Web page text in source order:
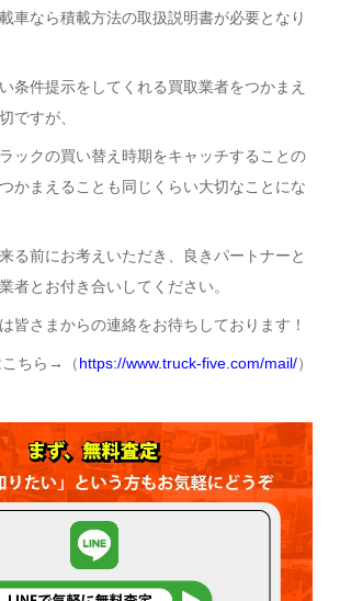
車なら積載方法の取扱説明書が必要となり
条件提示をしてくれる買取業者をつかまえ
ですが、
ックの買い替え時期をキャッチすることの
かまえることも同じくらい大切なことにな
る前にお考えいただき、良きパートナーと
者とお付き合いしてください。
皆さまからの連絡をお待ちしております！
こちら→（https://www.truck-five.com/mail/）